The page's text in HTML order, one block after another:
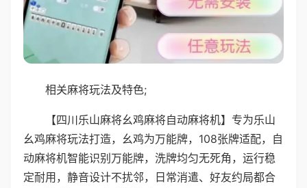
相关麻将玩法及特色;
【四川乐山麻将幺鸡麻将自动麻将机】专为乐山
幺鸡麻将玩法打造，幺鸡为万能牌，108张牌适配，自
动麻将机智能识别万能牌，洗牌均匀无死角，运行稳
定耐用，静音设计不扰邻，日常消遣、好友约局都合